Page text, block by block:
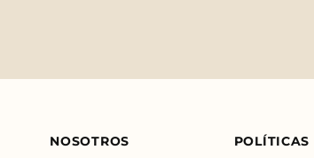
NOSOTROS POLÍTICAS